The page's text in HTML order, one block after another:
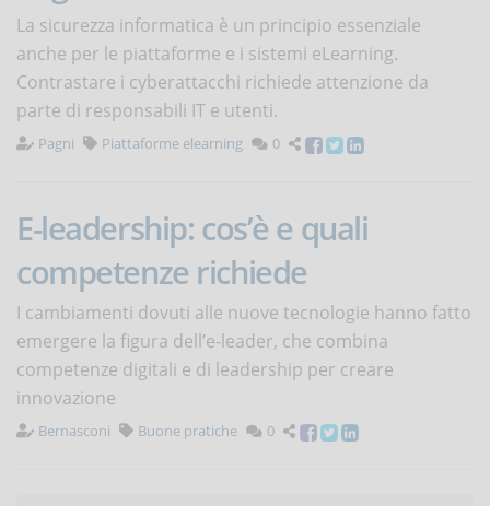
La sicurezza informatica è un principio essenziale
anche per le piattaforme e i sistemi eLearning.
Contrastare i cyberattacchi richiede attenzione da
parte di responsabili IT e utenti.
Pagni Piattaforme elearning 0
E-leadership: cos’è e quali
competenze richiede
I cambiamenti dovuti alle nuove tecnologie hanno fatto
emergere la figura dell’e-leader, che combina
competenze digitali e di leadership per creare
innovazione
Bernasconi Buone pratiche 0